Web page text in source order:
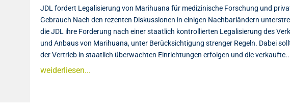
JDL fordert Legalisierung von Marihuana für medizinische Forschung und
Gebrauch Nach den rezenten Diskussionen in einigen Nachbarländern
die JDL ihre Forderung nach einer staatlich kontrollierten Legalisierung des
und Anbaus von Marihuana, unter Berücksichtigung strenger Regeln. Dabei
der Vertrieb in staatlich überwachten Einrichtungen erfolgen und die
weiderliesen...